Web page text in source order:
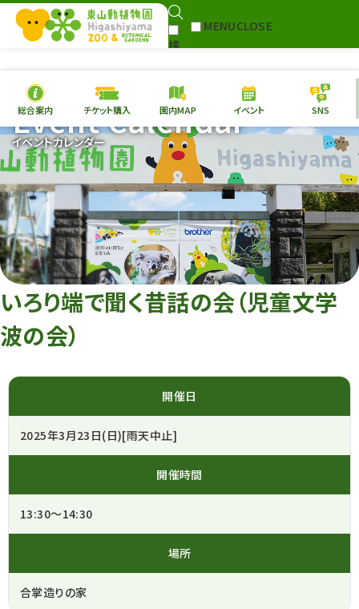
検
MENUCLOSE
本日の開園情報 チケ
園内MAP イベント
総合案内
動物園 植物園
再生プラン
東山動植物園
への支援
環境教育
総合案内 チケット購入 園内MAP イベント SNS
イベントカレンダー
Event Calendar
いろり端で聞く昔話の会（児童文学
波の会）
開催日
2025年3月23日(日)[雨天中止]
開催時間
13:30～14:30
場所
合掌造りの家